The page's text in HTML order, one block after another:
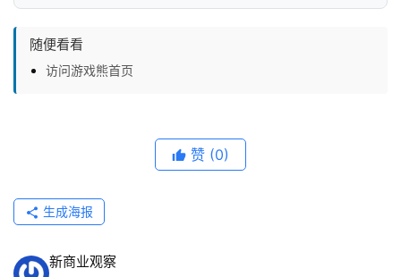
行
业
资
讯
随便看看
访问游戏熊首页
赞 (0)
生成海报
新商业观察